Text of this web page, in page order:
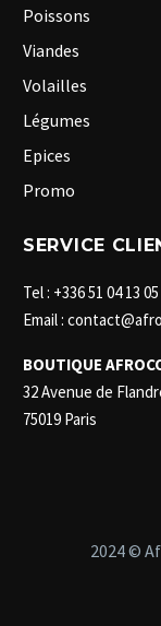
Poissons
Viandes
Volailles
Légumes
Epices
Promo
SERVICE
Tel : +336 51 04 13 05
Email :
BOUTIQUE
32 Avenue de
75019 Paris
2024 ©